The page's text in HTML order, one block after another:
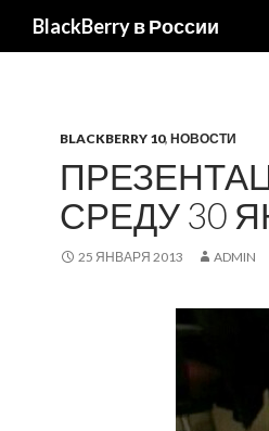
BlackBerry в России
BLACKBERRY 10, НОВОСТИ
СРЕДУ 30
25 ЯНВАРЯ 2013 ADMIN